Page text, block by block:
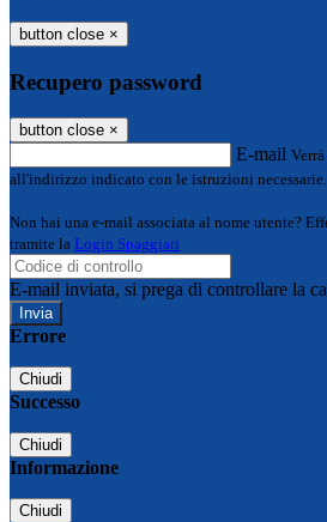
button close ×
Recupero password
button close ×
E-mail
all'indirizzo indicato con le istruzioni necessarie.
Non hai una e-mail associata al nome utente?
tramite la Login Spaggiari
E-mail inviata, si prega di controllare la
Errore
Chiudi
Successo
Chiudi
Informazione
Chiudi